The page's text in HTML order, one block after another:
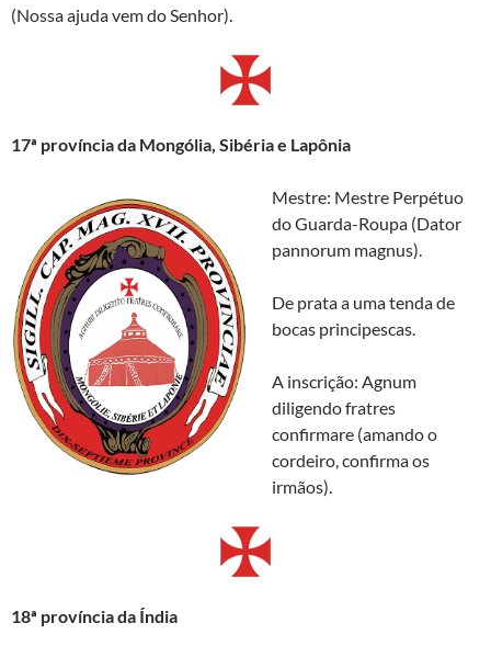
(Nossa ajuda vem do Senhor).
17ª província da Mongólia, Sibéria e Lapônia
Mestre: Mestre Perpétuo
do Guarda-Roupa (Dator
pannorum magnus).
De prata a uma tenda de
bocas principescas.
A inscrição: Agnum
diligendo fratres
confirmare (amando o
cordeiro, confirma os
irmãos).
18ª província da Índia